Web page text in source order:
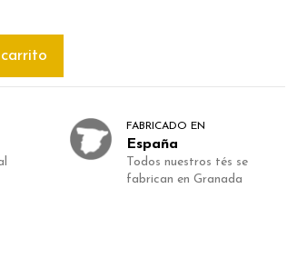
FABRICADO EN
España
Todos nuestros tés se
fabrican en Granada